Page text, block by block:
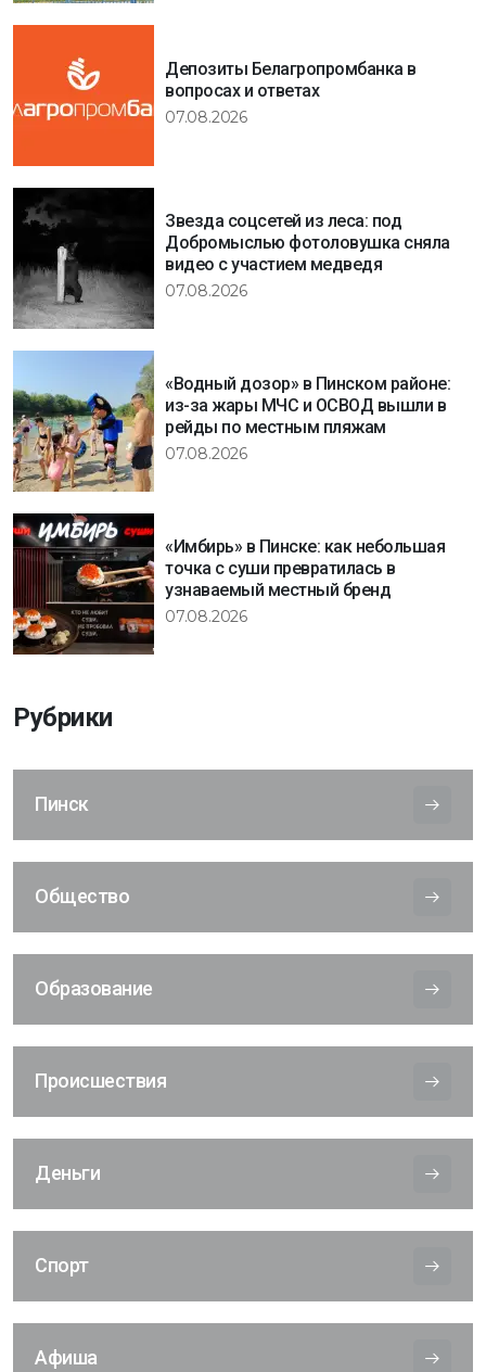
Депозиты Белагропромбанка в
вопросах и ответах
07.08.2026
Звезда соцсетей из леса: под
Добромыслью фотоловушка сняла
видео с участием медведя
07.08.2026
«Водный дозор» в Пинском районе:
из-за жары МЧС и ОСВОД вышли в
рейды по местным пляжам
07.08.2026
«Имбирь» в Пинске: как небольшая
точка с суши превратилась в
узнаваемый местный бренд
07.08.2026
Рубрики
Пинск
Общество
Образование
Происшествия
Деньги
Спорт
Афиша